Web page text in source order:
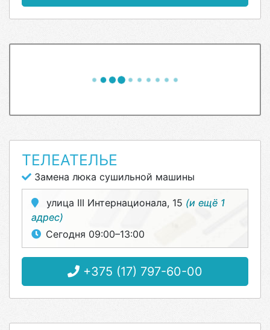
ТЕЛЕАТЕЛЬЕ
Замена люка сушильной машины
улица III Интернационала, 15 (и ещё 1
адрес)
Сегодня 09:00–13:00
+375 (17) 797-60-00